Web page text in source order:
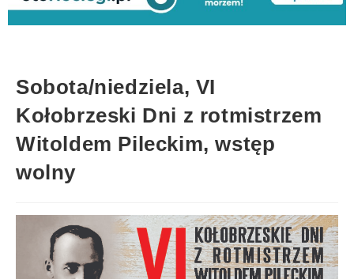
Sobota/niedziela, VI
Kołobrzeski Dni z rotmistrzem
Witoldem Pileckim, wstęp
wolny